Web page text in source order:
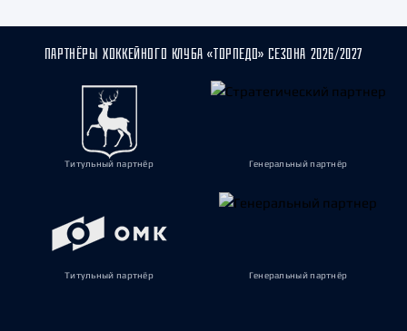
ПАРТНЁРЫ ХОККЕЙНОГО КЛУБА «ТОРПЕДО» СЕЗОНА 2026/2027
Титульный партнёр Генеральный партнёр
Титульный партнёр Генеральный партнёр